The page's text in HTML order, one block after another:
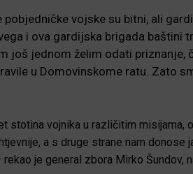
pobjedničke vojske su bitni, ali
i ova gardijska brigada baštini
još jednom želim odati
u Domovinskome ratu. Zato
stotina vojnika u različitim misijama,
a s druge strane nam donose
rekao je general zbora Mirko Šundov,